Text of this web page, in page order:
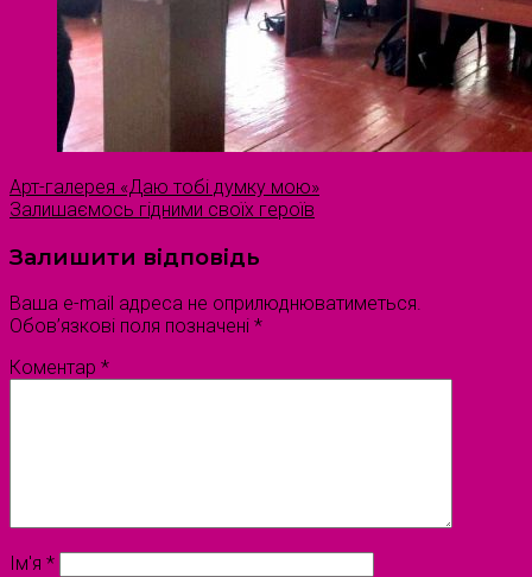
Арт-галерея «Даю тобі думку мою»
Залишаємось гідними своїх героїв
Залишити відповідь
Ваша e-mail адреса не оприлюднюватиметься.
Обов’язкові поля позначені *
Коментар *
Ім'я *